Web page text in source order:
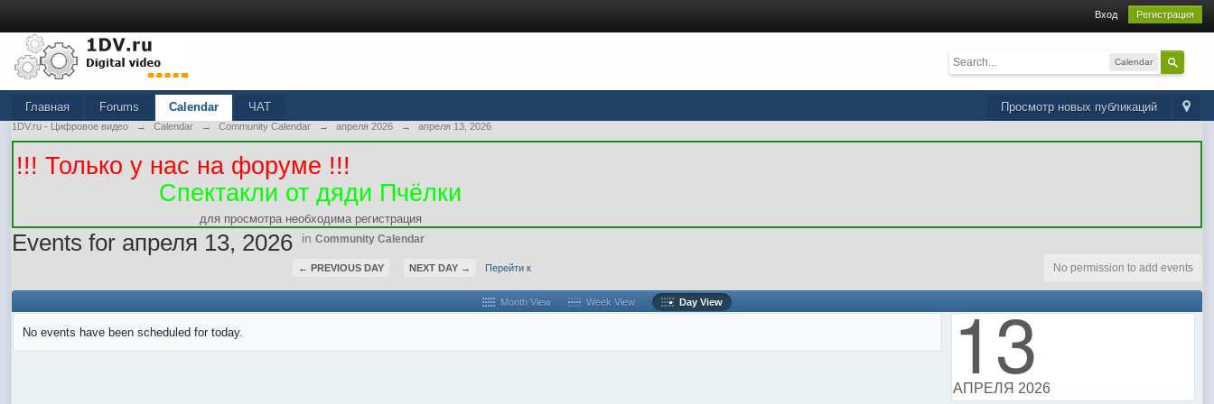
Вход Регистрация
Calendar
Просмотр новых публикаций
Главная Forums Calendar ЧАТ
1DV.ru - Цифровое видео → Calendar → Community Calendar → апреля 2026 → апреля 13, 2026
!!! Только у нас на форуме !!!
Спектакли от дяди Пчёлки
для просмотра необходима регистрация
Events for апреля 13, 2026 inCommunity Calendar
← PREVIOUS DAY NEXT DAY → Перейти к No permission to add events
Month View Week View Day View
No events have been scheduled for today. 13
АПРЕЛЯ 2026